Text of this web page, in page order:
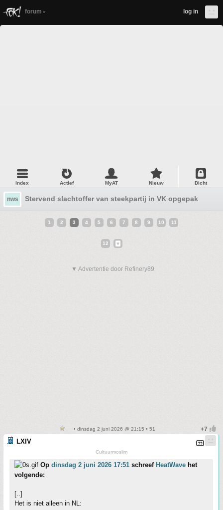
forum log in
Index Actief MyAT Nieuw Dicht
nws Stervend slachtoffer van steekpartij in VK opgepakt bij
1 2 3 4 5 6 7 8 9 10 11
12
▼ Advertentie door Refinery89
• dinsdag 2 juni 2026 @ 21:15 • 51
LXIV
Cultuurmoslim
Op dinsdag 2 juni 2026 17:51 schreef HeatWave het
volgende:
[..]
Het is niet alleen in NL: